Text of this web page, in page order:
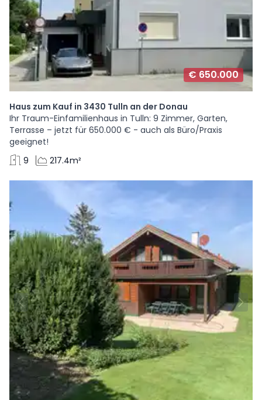
€ 650.000
Haus zum Kauf in 3430 Tulln an der Donau
Ihr Traum-Einfamilienhaus in Tulln: 9 Zimmer, Garten,
Terrasse – jetzt für 650.000 € - auch als Büro/Praxis
geeignet!
9
217.4m²